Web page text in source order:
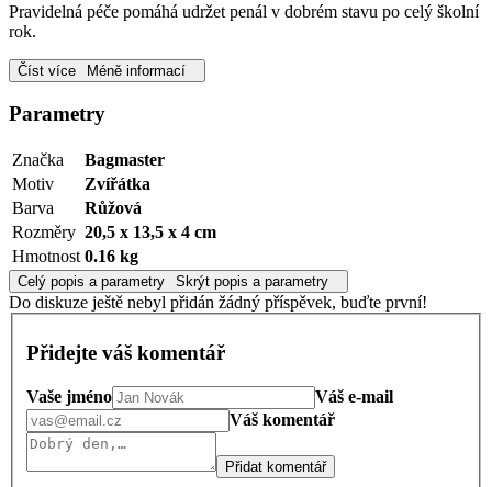
Pravidelná péče pomáhá udržet penál v dobrém stavu po celý školní
rok.
Číst více Méně informací
Parametry
Značka
Bagmaster
Motiv
Zvířátka
Barva
Růžová
Rozměry 20,5 x 13,5 x 4 cm
Hmotnost 0.16 kg
Celý popis a parametry Skrýt popis a parametry
Do diskuze ještě nebyl přidán žádný příspěvek, buďte první!
Přidejte váš komentář
Vaše jméno
Váš e-mail
Váš komentář
Přidat komentář